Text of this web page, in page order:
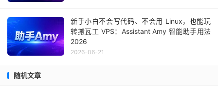
新手小白不会写代码、不会用 Linux，也能玩
转搬瓦工 VPS：Assistant Amy 智能助手用法
2026
2026-06-21
随机文章